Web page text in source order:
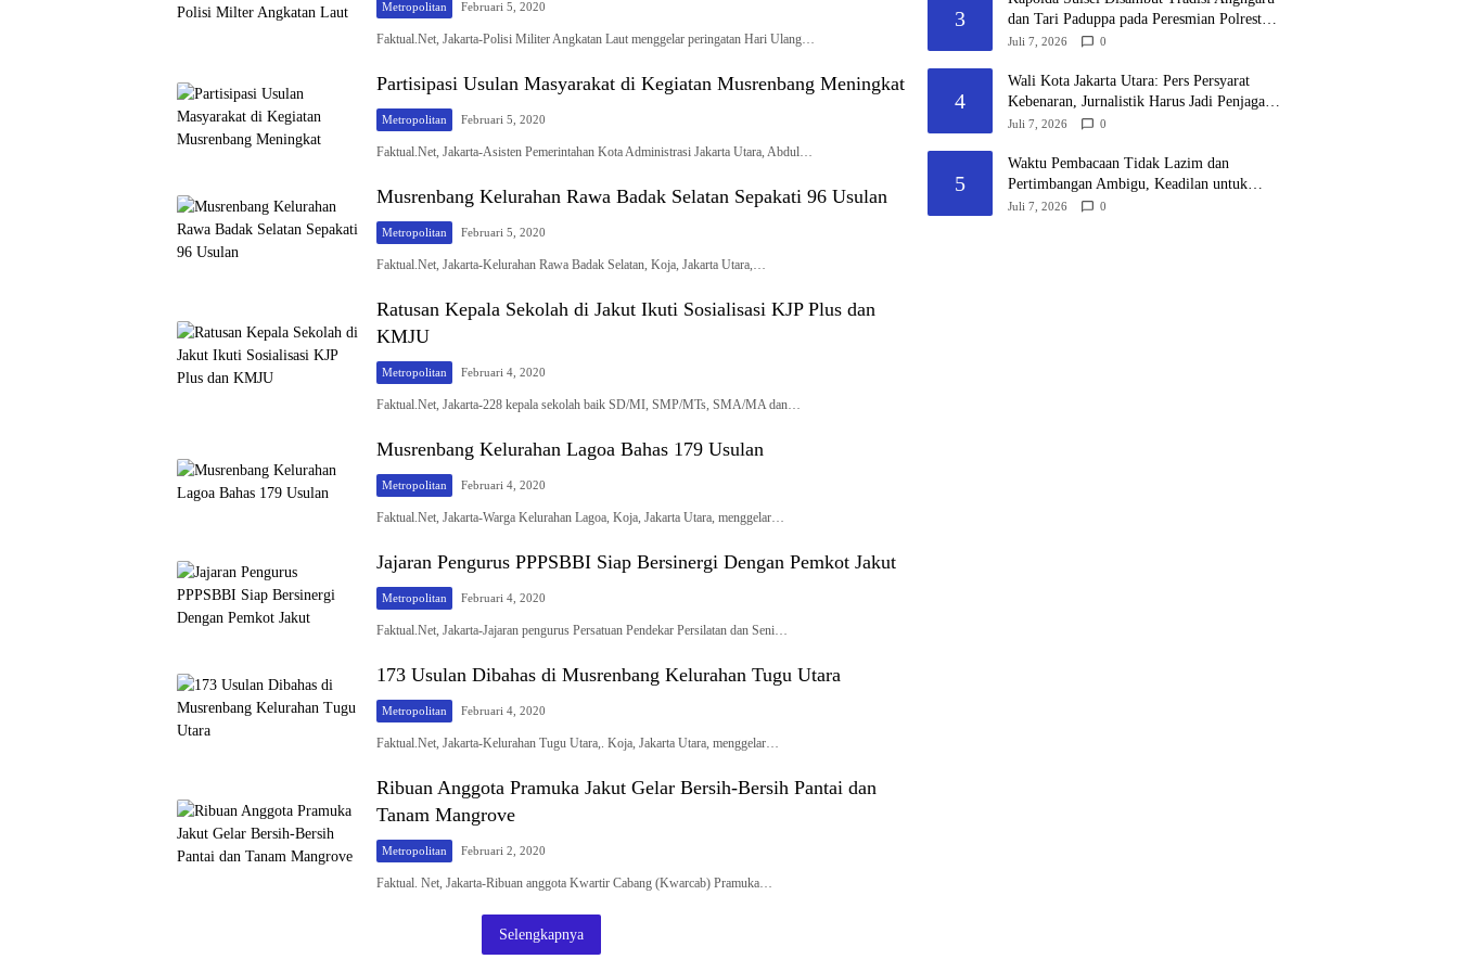
Metropolitan Februari 5, 2020
Faktual.Net, Jakarta-Polisi Militer Angkatan Laut menggelar peringatan Hari Ulang…
Partisipasi Usulan Masyarakat di Kegiatan Musrenbang Meningkat
Metropolitan Februari 5, 2020
Faktual.Net, Jakarta-Asisten Pemerintahan Kota Administrasi Jakarta Utara, Abdul…
Musrenbang Kelurahan Rawa Badak Selatan Sepakati 96 Usulan
Metropolitan Februari 5, 2020
Faktual.Net, Jakarta-Kelurahan Rawa Badak Selatan, Koja, Jakarta Utara,…
Ratusan Kepala Sekolah di Jakut Ikuti Sosialisasi KJP Plus dan
KMJU
Metropolitan Februari 4, 2020
Faktual.Net, Jakarta-228 kepala sekolah baik SD/MI, SMP/MTs, SMA/MA dan…
Musrenbang Kelurahan Lagoa Bahas 179 Usulan
Metropolitan Februari 4, 2020
Faktual.Net, Jakarta-Warga Kelurahan Lagoa, Koja, Jakarta Utara, menggelar…
Jajaran Pengurus PPPSBBI Siap Bersinergi Dengan Pemkot Jakut
Metropolitan Februari 4, 2020
Faktual.Net, Jakarta-Jajaran pengurus Persatuan Pendekar Persilatan dan Seni…
173 Usulan Dibahas di Musrenbang Kelurahan Tugu Utara
Metropolitan Februari 4, 2020
Faktual.Net, Jakarta-Kelurahan Tugu Utara,. Koja, Jakarta Utara, menggelar…
Ribuan Anggota Pramuka Jakut Gelar Bersih-Bersih Pantai dan
Tanam Mangrove
Metropolitan Februari 2, 2020
Faktual. Net, Jakarta-Ribuan anggota Kwartir Cabang (Kwarcab) Pramuka…
Selengkapnya
3
dan Tari Paduppa pada Peresmian Polresta
Gowa
Juli 7, 2026 0
4
Wali Kota Jakarta Utara: Pers Persyarat
Kebenaran, Jurnalistik Harus Jadi Penjaga
Demokrasi di Era Digital
Juli 7, 2026 0
5
Waktu Pembacaan Tidak Lazim dan
Pertimbangan Ambigu, Keadilan untuk
Masyarakat Adat Tetap Diperjuangkan
Juli 7, 2026 0